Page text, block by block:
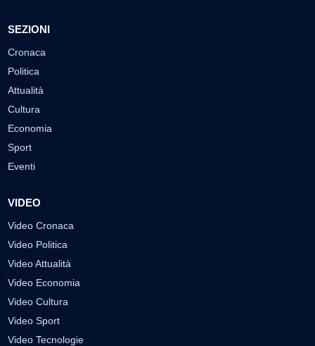
SEZIONI
Cronaca
Politica
Attualità
Cultura
Economia
Sport
Eventi
VIDEO
Video Cronaca
Video Politica
Video Attualità
Video Economia
Video Cultura
Video Sport
Video Tecnologie